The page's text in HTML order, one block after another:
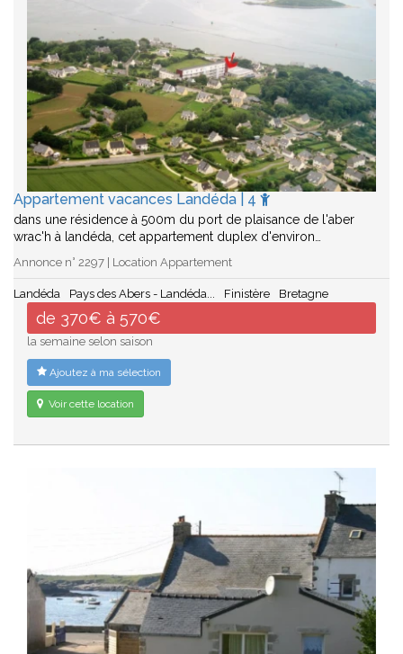
Appartement vacances Landéda | 4
dans une résidence à 500m du port de plaisance de l'aber
wrac'h à landéda, cet appartement duplex d'environ…
Annonce n° 2297 | Location Appartement
Landéda Pays des Abers - Landéda... Finistère Bretagne
de 370€ à 570€
la semaine selon saison
Ajoutez à ma sélection
Voir cette location